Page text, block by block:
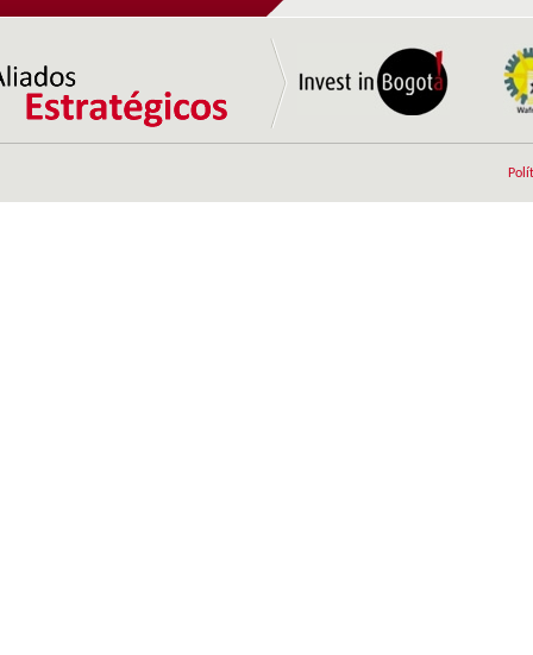
zonas francas a los depósitos francos y los
Ingreso al Territorio Aduanero Nacional con el
pago de aranceles e IVA sobre el componente
extranjero.
Terminación de regímenes temporales en zona
El valor agregado añadido en zona franca se
considera nacional.